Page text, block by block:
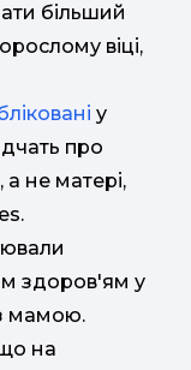
більший
віці,
у
про
не матері,
здоров'ям у
мамою.
на